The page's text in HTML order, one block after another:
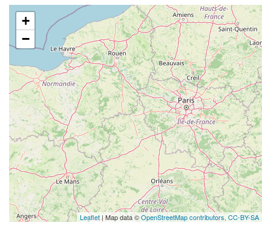
+
−
Leaflet| Map data ©OpenStreetMap contributors, CC-BY-SA